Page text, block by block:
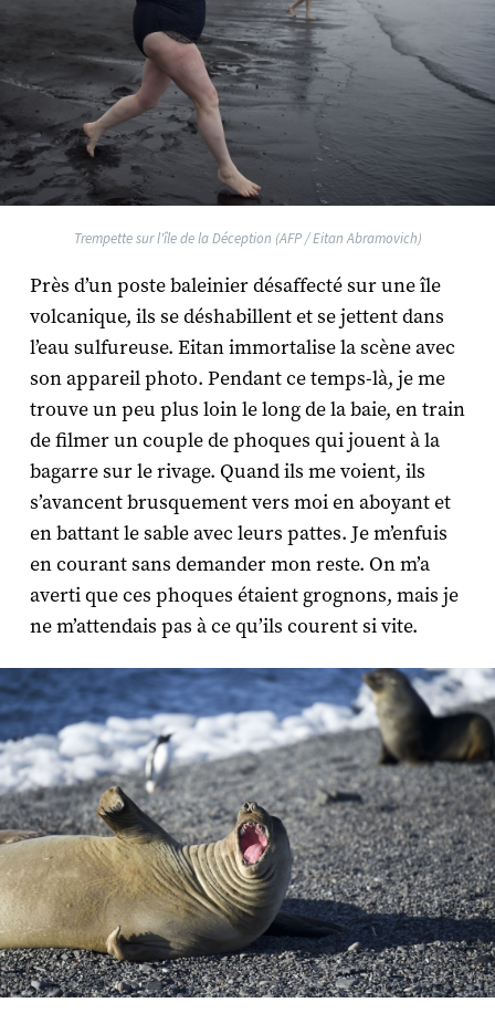
Trempette sur l'île de la Déception (AFP / Eitan Abramovich)
Près d’un poste baleinier désaffecté sur une île
volcanique, ils se déshabillent et se jettent dans
l’eau sulfureuse. Eitan immortalise la scène avec
son appareil photo. Pendant ce temps-là, je me
trouve un peu plus loin le long de la baie, en train
de filmer un couple de phoques qui jouent à la
bagarre sur le rivage. Quand ils me voient, ils
s’avancent brusquement vers moi en aboyant et
en battant le sable avec leurs pattes. Je m’enfuis
en courant sans demander mon reste. On m’a
averti que ces phoques étaient grognons, mais je
ne m’attendais pas à ce qu’ils courent si vite.